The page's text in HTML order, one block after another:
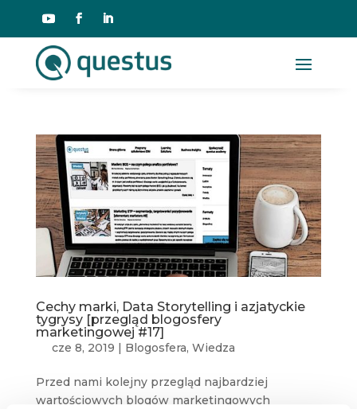
Cechy marki, Data Storytelling i azjatyckie
tygrysy [przegląd blogosfery
marketingowej #17]
cze 8, 2019 | Blogosfera, Wiedza
Przed nami kolejny przegląd najbardziej
wartościowych blogów marketingowych